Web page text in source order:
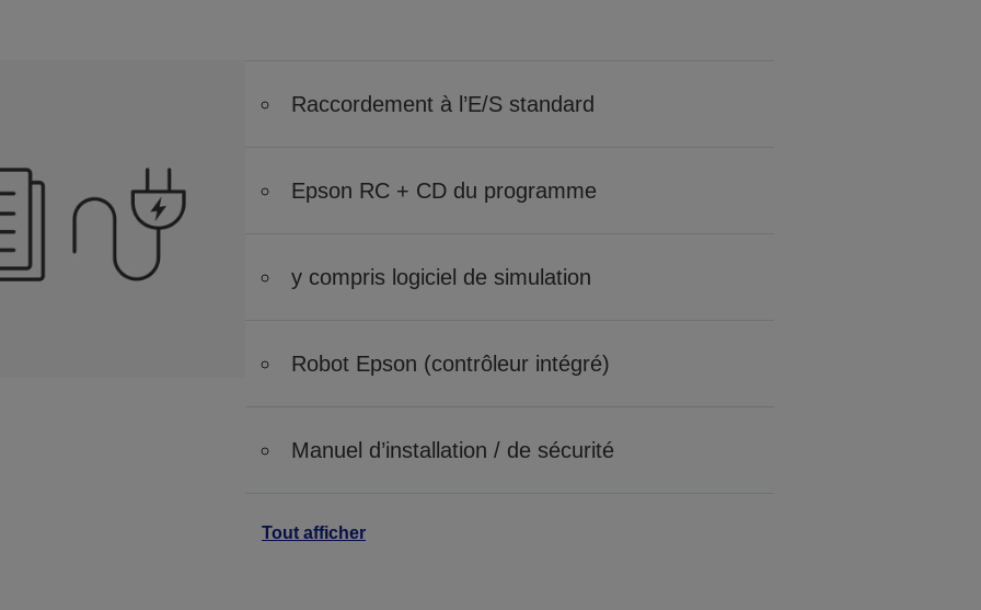
Raccordement à l’E/S standard
Epson RC + CD du programme
y compris logiciel de simulation
Robot Epson (contrôleur intégré)
Manuel d’installation / de sécurité
Tout afficher